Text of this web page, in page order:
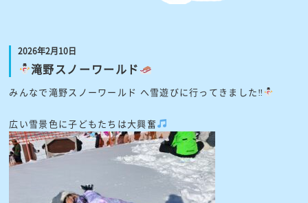
2026年2月10日
滝野スノーワールド
みんなで滝野スノーワールド へ雪遊びに行ってきました‼
広い雪景色に子どもたちは大興奮